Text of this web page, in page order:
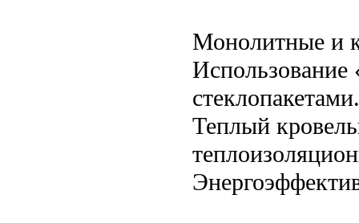
Монолитные и
стеклопакетами.
Теплый